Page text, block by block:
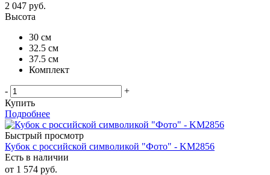
2 047 руб.
Высота
30 см
32.5 см
37.5 см
Комплект
-
+
Купить
Подробнее
Быстрый просмотр
Кубок с российской символикой "Фото" - KM2856
Есть в наличии
от 1 574 руб.